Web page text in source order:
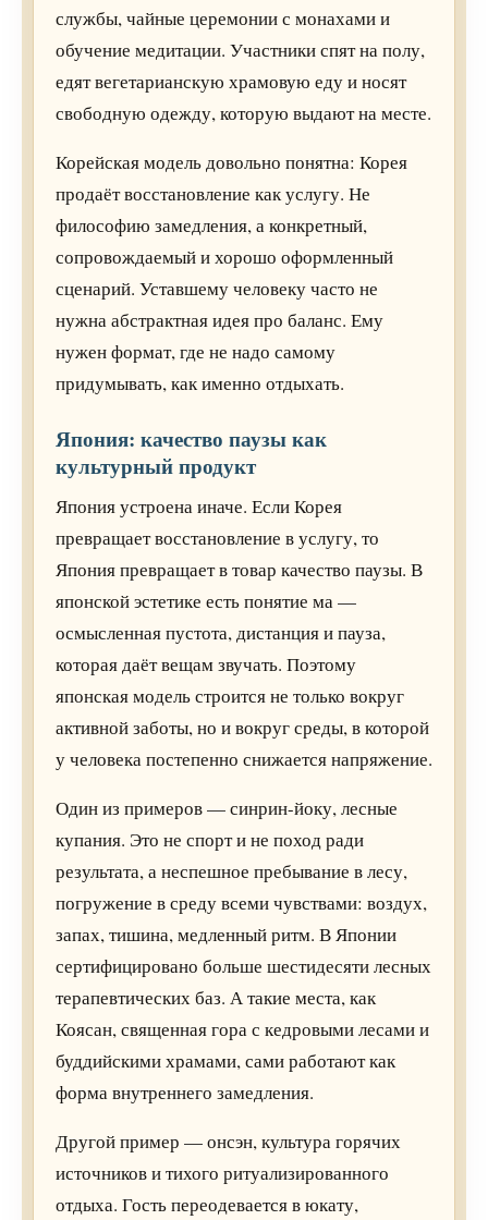
службы, чайные церемонии с монахами и
обучение медитации. Участники спят на полу,
едят вегетарианскую храмовую еду и носят
свободную одежду, которую выдают на месте.
Корейская модель довольно понятна: Корея
продаёт восстановление как услугу. Не
философию замедления, а конкретный,
сопровождаемый и хорошо оформленный
сценарий. Уставшему человеку часто не
нужна абстрактная идея про баланс. Ему
нужен формат, где не надо самому
придумывать, как именно отдыхать.
Япония: качество паузы как
культурный продукт
Япония устроена иначе. Если Корея
превращает восстановление в услугу, то
Япония превращает в товар качество паузы. В
японской эстетике есть понятие ма —
осмысленная пустота, дистанция и пауза,
которая даёт вещам звучать. Поэтому
японская модель строится не только вокруг
активной заботы, но и вокруг среды, в которой
у человека постепенно снижается напряжение.
Один из примеров — синрин-йоку, лесные
купания. Это не спорт и не поход ради
результата, а неспешное пребывание в лесу,
погружение в среду всеми чувствами: воздух,
запах, тишина, медленный ритм. В Японии
сертифицировано больше шестидесяти лесных
терапевтических баз. А такие места, как
Коясан, священная гора с кедровыми лесами и
буддийскими храмами, сами работают как
форма внутреннего замедления.
Другой пример — онсэн, культура горячих
источников и тихого ритуализированного
отдыха. Гость переодевается в юкату,